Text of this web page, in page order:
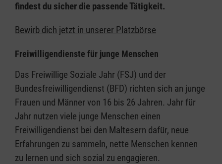
findest du sicher die passende Tätigkeit.
Bewirb dich jetzt in unserer Platzbörse
Freiwilligendienste für junge Menschen
Das Freiwillige Soziale Jahr (FSJ) und der
Bundesfreiwilligendienst (BFD) richten sich an junge
Frauen und Männer von 16 bis 26 Jahren. Jahr für
Jahr nutzen viele junge Menschen einen
Freiwilligendienst bei den Maltesern dafür, neue
Erfahrungen zu sammeln, nette Menschen kennen
zu lernen und sich sozial zu engagieren.